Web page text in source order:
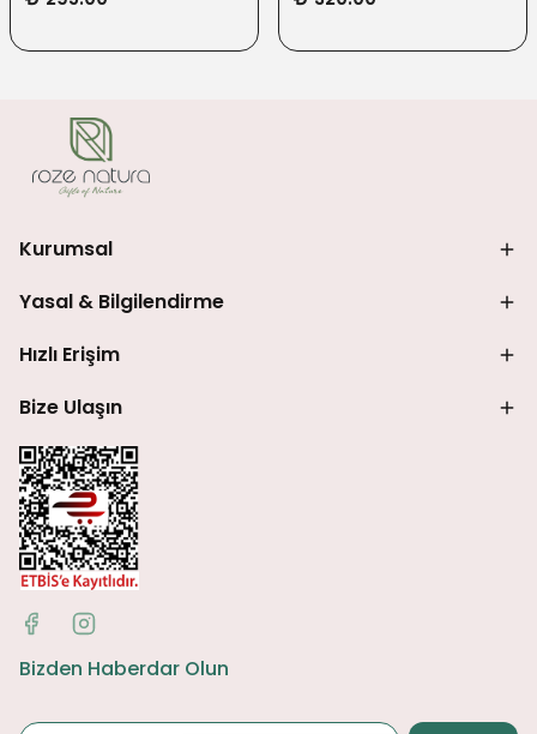
Kurumsal
Yasal & Bilgilendirme
Hızlı Erişim
Bize Ulaşın
Bizden Haberdar Olun